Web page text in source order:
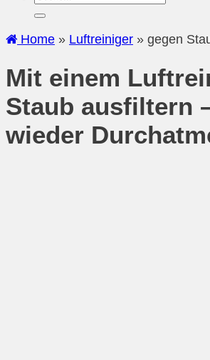
Home » Luftreiniger » gegen
Mit einem
Staub ausfiltern
wieder